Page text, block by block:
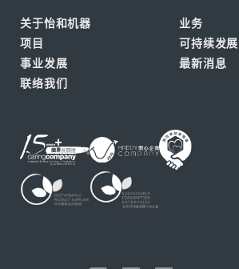
关于怡和机器
业务
项目
可持续发展
事业发展
最新消息
联络我们